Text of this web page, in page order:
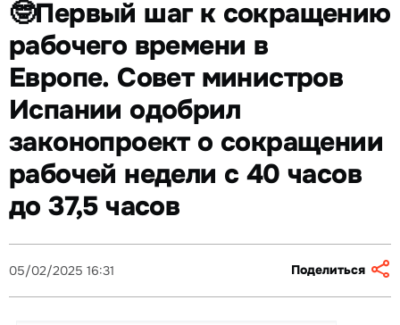
🤓Первый шаг к сокращению
рабочего времени в
Европе. Совет министров
Испании одобрил
законопроект о сокращении
рабочей недели с 40 часов
до 37,5 часов
05/02/2025 16:31 Поделиться